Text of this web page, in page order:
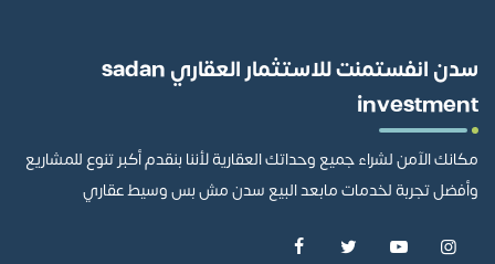
سدن انفستمنت للاستثمار العقاري sadan
investment
مكانك الآمن لشراء جميع وحداتك العقارية لأننا بنقدم أكبر تنوع للمشاريع
وأفضل تجربة لخدمات مابعد البيع سدن مش بس وسيط عقاري